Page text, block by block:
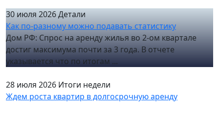
30 июля 2026Детали
Как по-разному можно подавать статистику
Дом РФ: Спрос на аренду жилья во 2-ом квартале
достиг максимума почти за 3 года. В отчете
указывается что по итогам ...
28 июля 2026 Итоги недели
Ждем роста квартир в долгосрочную аренду